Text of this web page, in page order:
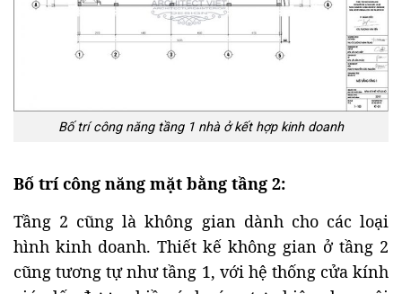
Bố trí công năng tầng 1 nhà ở kết hợp kinh doanh
Bố trí công năng mặt bằng tầng 2:
Tầng 2 cũng là không gian dành cho các loại
hình kinh doanh. Thiết kế không gian ở tầng 2
cũng tương tự như tầng 1, với hệ thống cửa kính